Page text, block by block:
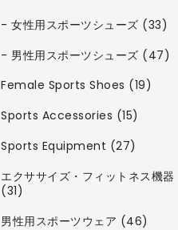
- 女性用スポーツシューズ (33)
- 男性用スポーツシューズ (47)
Female Sports Shoes (19)
Sports Accessories (15)
Sports Equipment (27)
エクササイズ・フィットネス機器
(31)
男性用スポーツウェア (46)